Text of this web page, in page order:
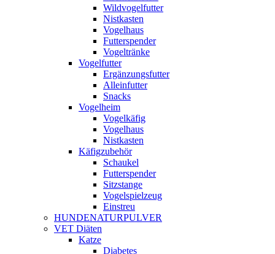
Wildvogelfutter
Nistkasten
Vogelhaus
Futterspender
Vogeltränke
Vogelfutter
Ergänzungsfutter
Alleinfutter
Snacks
Vogelheim
Vogelkäfig
Vogelhaus
Nistkasten
Käfigzubehör
Schaukel
Futterspender
Sitzstange
Vogelspielzeug
Einstreu
HUNDENATURPULVER
VET Diäten
Katze
Diabetes